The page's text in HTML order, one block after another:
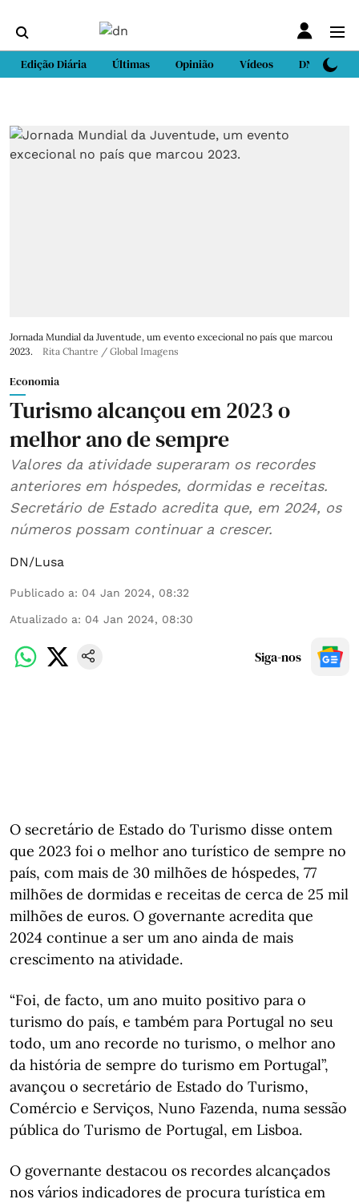
Edição Diária Últimas Opinião Vídeos DN Sport
Jornada Mundial da Juventude, um evento excecional no país que marcou
2023.
Rita Chantre / Global Imagens
Economia
Turismo alcançou em 2023 o
melhor ano de sempre
Valores da atividade superaram os recordes
anteriores em hóspedes, dormidas e receitas.
Secretário de Estado acredita que, em 2024, os
números possam continuar a crescer.
DN/Lusa
Publicado a: 04 Jan 2024, 08:32
Atualizado a: 04 Jan 2024, 08:30
Siga-nos
O secretário de Estado do Turismo disse ontem
que 2023 foi o melhor ano turístico de sempre no
país, com mais de 30 milhões de hóspedes, 77
milhões de dormidas e receitas de cerca de 25 mil
milhões de euros. O governante acredita que
2024 continue a ser um ano ainda de mais
crescimento na atividade.
“Foi, de facto, um ano muito positivo para o
turismo do país, e também para Portugal no seu
todo, um ano recorde no turismo, o melhor ano
da história de sempre do turismo em Portugal”,
avançou o secretário de Estado do Turismo,
Comércio e Serviços, Nuno Fazenda, numa sessão
pública do Turismo de Portugal, em Lisboa.
O governante destacou os recordes alcançados
nos vários indicadores de procura turística em